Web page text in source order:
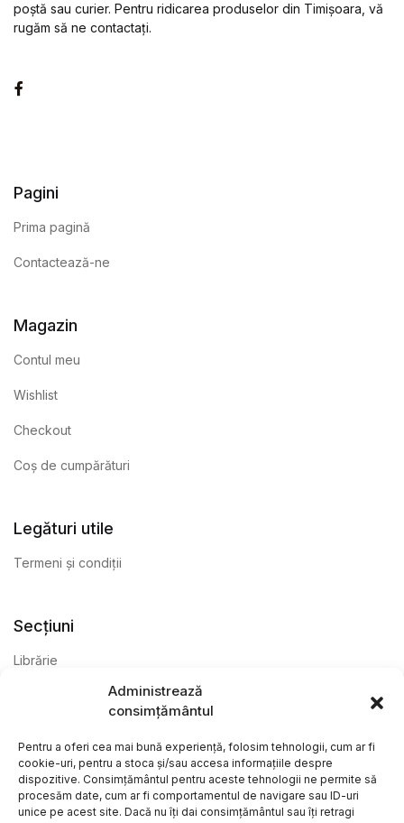
Administrează
consimțământul
Pentru a oferi cea mai bună experiență, folosim tehnologii, cum ar fi
cookie-uri, pentru a stoca și/sau accesa informațiile despre
dispozitive. Consimțământul pentru aceste tehnologii ne permite să
procesăm date, cum ar fi comportamentul de navigare sau ID-uri
unice pe acest site. Dacă nu îți dai consimțământul sau îți retragi
poștă sau curier. Pentru ridicarea produselor din Timișoara, vă
rugăm să ne contactați.
Pagini
Prima pagină
Contactează-ne
Magazin
Contul meu
Wishlist
Checkout
Coș de cumpărături
Legături utile
Termeni și condiții
Secțiuni
Librărie